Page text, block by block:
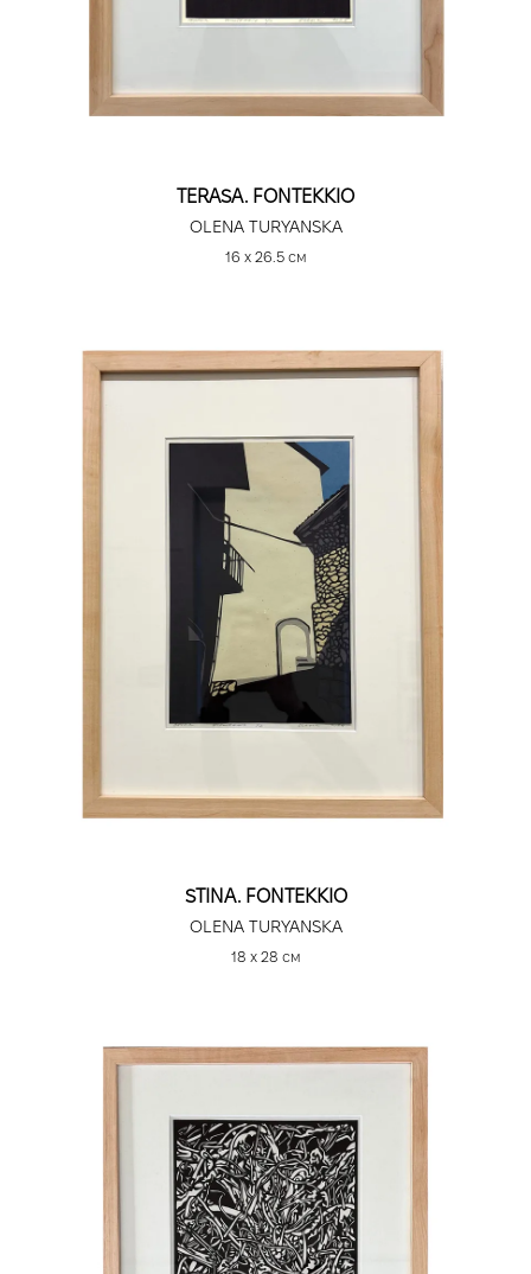
TERASA. FONTEKKIO
OLENA TURYANSKA
16 х 26.5 см
STINA. FONTEKKIO
OLENA TURYANSKA
18 х 28 см